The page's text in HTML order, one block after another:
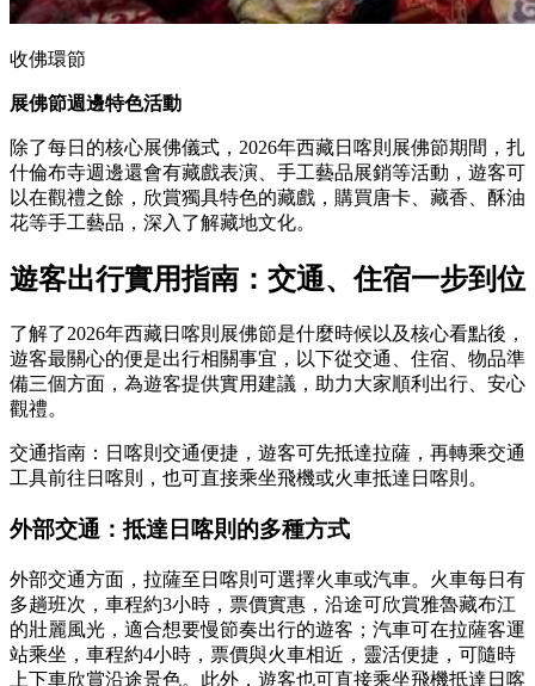
收佛環節
展佛節週邊特色活動
除了每日的核心展佛儀式，2026年西藏日喀則展佛節期間，扎
什倫布寺週邊還會有藏戲表演、手工藝品展銷等活動，遊客可
以在觀禮之餘，欣賞獨具特色的藏戲，購買唐卡、藏香、酥油
花等手工藝品，深入了解藏地文化。
遊客出行實用指南 ： 交通、住宿一步到位
了解了2026年西藏日喀則展佛節是什麼時候以及核心看點後，
遊客最關心的便是出行相關事宜，以下從交通、住宿、物品準
備三個方面，為遊客提供實用建議，助力大家順利出行、安心
觀禮。
交通指南：日喀則交通便捷，遊客可先抵達拉薩，再轉乘交通
工具前往日喀則，也可直接乘坐飛機或火車抵達日喀則。
外部交通：抵達日喀則的多種方式
外部交通方面，拉薩至日喀則可選擇火車或汽車。火車每日有
多趟班次，車程約3小時，票價實惠，沿途可欣賞雅魯藏布江
的壯麗風光，適合想要慢節奏出行的遊客；汽車可在拉薩客運
站乘坐，車程約4小時，票價與火車相近，靈活便捷，可隨時
上下車欣賞沿途景色。此外，遊客也可直接乘坐飛機抵達日喀